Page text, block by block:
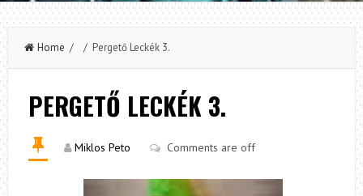
Home / / Pergető Leckék 3.
PERGETŐ LECKÉK 3.
Miklos Peto Comments are off